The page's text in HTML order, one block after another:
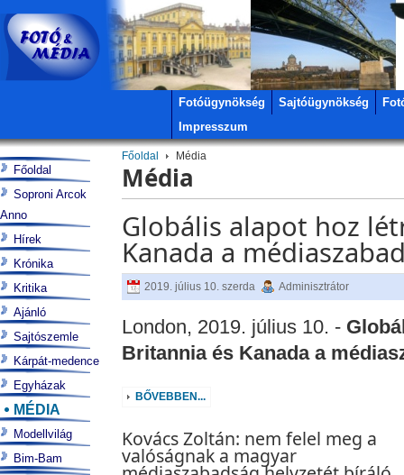
Fotóügynökség Sajtóügynökség
Impresszum
Főoldal Média
Média
Globális alapot hoz
Kanada a
2019. július 10. szerda Adminisztrátor
London, 2019. július 10. -
Britannia és Kanada a
BŐVEBBEN...
Kovács Zoltán: nem felel meg a
valóságnak a magyar
Főoldal
Soproni Arcok
Anno
Hírek
Krónika
Kritika
Ajánló
Sajtószemle
Kárpát-medence
Egyházak
MÉDIA
Modellvilág
Bim-Bam